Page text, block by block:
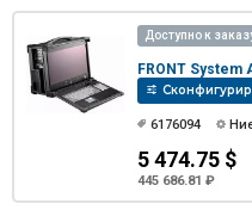
Доступно к
FRONT System
6176094
5 474.75 $
445 686.81 ₽